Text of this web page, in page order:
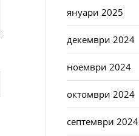
януари 2025
декември 2024
ноември 2024
октомври 2024
септември 2024